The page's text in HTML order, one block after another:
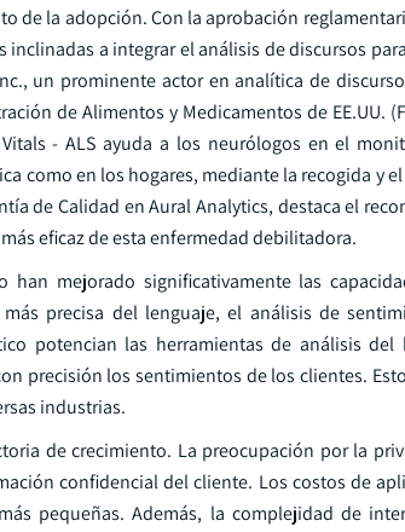
de la adopción. Con la aprobación
a integrar el análisis de discursos
un prominente actor en analítica de
de Alimentos y Medicamentos de EE.UU.
- ALS ayuda a los neurólogos en el
como en los hogares, mediante la recogida y
de Calidad en Aural Analytics, destaca el
eficaz de esta enfermedad debilitadora.
mejorado significativamente las
precisa del lenguaje, el análisis de
potencian las herramientas de análisis del
precisión los sentimientos de los clientes.
industrias.
de crecimiento. La preocupación por la
confidencial del cliente. Los costos de
pequeñas. Además, la complejidad de